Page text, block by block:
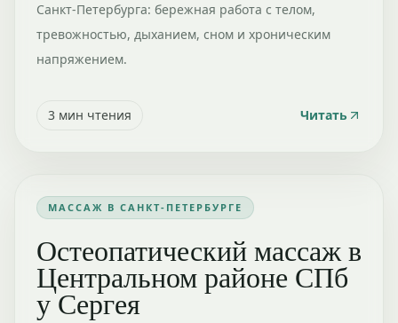
Санкт-Петербурга: бережная работа с телом,
тревожностью, дыханием, сном и хроническим
напряжением.
3 мин чтения Читать
МАССАЖ В САНКТ-ПЕТЕРБУРГЕ
Остеопатический массаж в
Центральном районе СПб
у Сергея